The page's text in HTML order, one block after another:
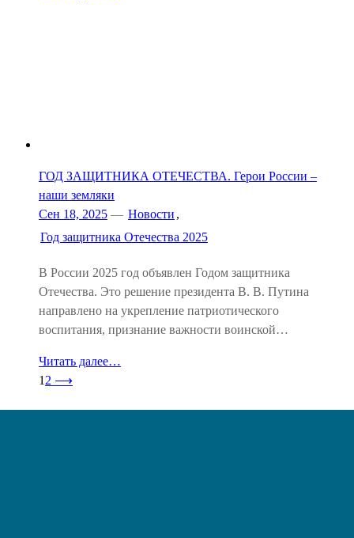
ГОД ЗАЩИТНИКА ОТЕЧЕСТВА. Герои России –
наши земляки
Сен 18, 2025 — Новости ,
Год защитника Отечества 2025
В России 2025 год объявлен Годом защитника
Отечества. Это решение президента В. В. Путина
направлено на укрепление патриотического
воспитания, признание важности воинской…
Читать далее…
1 2 ⟶